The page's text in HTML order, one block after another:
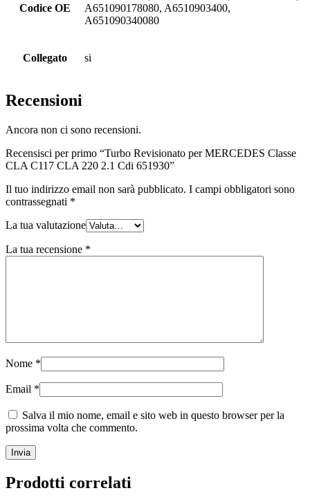
Codice OE
A651090178080, A6510903400,
A651090340080
Collegato si
Recensioni
Ancora non ci sono recensioni.
Recensisci per primo “Turbo Revisionato per MERCEDES Classe
CLA C117 CLA 220 2.1 Cdi 651930”
Il tuo indirizzo email non sarà pubblicato. I campi obbligatori sono
contrassegnati *
La tua valutazione
La tua recensione *
Nome *
Email *
Salva il mio nome, email e sito web in questo browser per la
prossima volta che commento.
Prodotti correlati